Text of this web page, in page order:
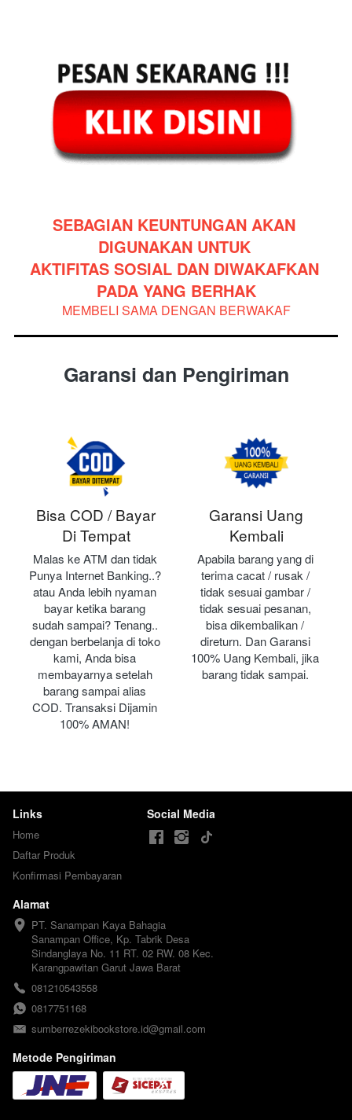
SEBAGIAN KEUNTUNGAN AKAN
DIGUNAKAN UNTUK
AKTIFITAS SOSIAL DAN DIWAKAFKAN
PADA YANG BERHAK
MEMBELI SAMA DENGAN BERWAKAF
Garansi dan Pengiriman
Bisa COD / Bayar
Di Tempat
Malas ke ATM dan tidak
Punya Internet Banking..?
atau Anda lebih nyaman
bayar ketika barang
sudah sampai? Tenang..
dengan berbelanja di toko
kami, Anda bisa
membayarnya setelah
barang sampai alias
COD. Transaksi Dijamin
100% AMAN!
Garansi Uang
Kembali
Apabila barang yang di
terima cacat / rusak /
tidak sesuai gambar /
tidak sesuai pesanan,
bisa dikembalikan /
direturn. Dan Garansi
100% Uang Kembali, jika
barang tidak sampai.
Links
Home
Daftar Produk
Konfirmasi Pembayaran
Social Media
Alamat
PT. Sanampan Kaya Bahagia
Sanampan Office, Kp. Tabrik Desa
Sindanglaya No. 11 RT. 02 RW. 08 Kec.
Karangpawitan Garut Jawa Barat
081210543558
0817751168
sumberrezekibookstore.id@gmail.com
Metode Pengiriman